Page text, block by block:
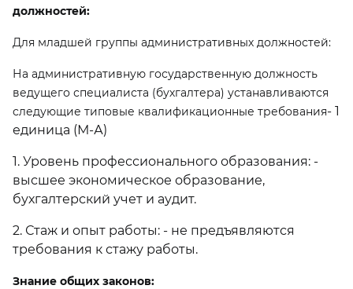
должностей:
Для младшей группы административных должностей:
На административную государственную должность
ведущего специалиста (бухгалтера) устанавливаются
следующие типовые квалификационные требования- 1
единица (М-А)
1. Уровень профессионального образования: -
высшее экономическое образование,
бухгалтерский учет и аудит.
2. Стаж и опыт работы: - не предъявляются
требования к стажу работы.
Знание общих законов: